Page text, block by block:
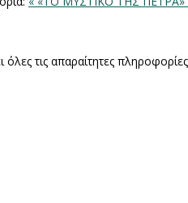
όλες τις απαραίτητες